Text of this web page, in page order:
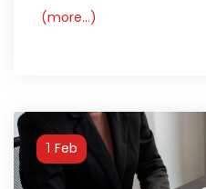
(more…)
1 Feb